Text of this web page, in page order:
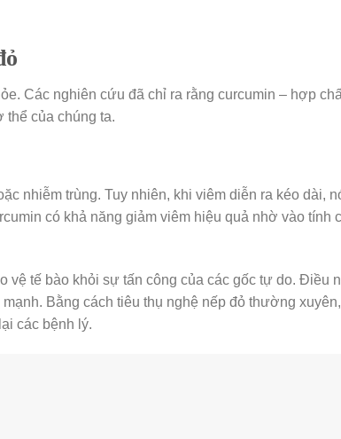
Các nghiên cứu đã chỉ ra rằng curcumin – hợp
thể của chúng ta.
nhiễm trùng. Tuy nhiên, khi viêm diễn ra kéo dài,
có khả năng giảm viêm hiệu quả nhờ vào tính
vệ tế bào khỏi sự tấn công của các gốc tự do. Điều
Bằng cách tiêu thụ nghệ nếp đỏ thường xuyên,
các bệnh lý.